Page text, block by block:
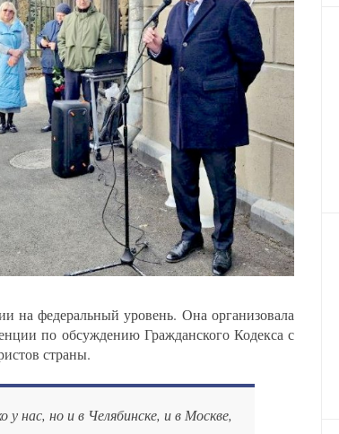
на федеральный уровень. Она организовала
по обсуждению Гражданского Кодекса с
страны.
у нас, но и в Челябинске, и в Москве,